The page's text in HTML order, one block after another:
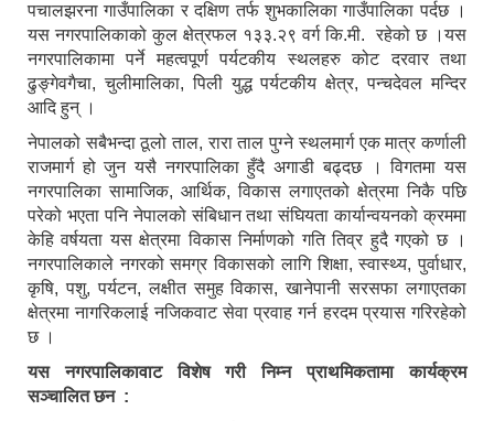
पचालझरना गाउँपालिका र दक्षिण तर्फ शुभकालिका गाउँपालिका पर्दछ ।
यस नगरपालिकाको कुल क्षेत्रफल १३३.२९ वर्ग कि.मी. रहेको छ ।यस
नगरपालिकामा पर्ने महत्वपूर्ण पर्यटकीय स्थलहरु कोट दरवार तथा
ढुङ्गेवगैचा, चुलीमालिका, पिली युद्ध पर्यटकीय क्षेत्र, पन्चदेवल मन्दिर
आदि हुन् ।
नेपालको सबैभन्दा ठूलो ताल, रारा ताल पुग्ने स्थलमार्ग एक मात्र कर्णाली
राजमार्ग हो जुन यसै नगरपालिका हुँदै अगाडी बढ्दछ । विगतमा यस
नगरपालिका सामाजिक, आर्थिक, विकास लगाएतको क्षेत्रमा निकै पछि
परेको भएता पनि नेपालको संबिधान तथा संघियता कार्यान्वयनको क्रममा
केहि वर्षयता यस क्षेत्रमा विकास निर्माणको गति तिव्र हुदै गएको छ ।
नगरपालिकाले नगरको समग्र विकासको लागि शिक्षा, स्वास्थ्य, पुर्वाधार,
कृषि, पशु, पर्यटन, लक्षीत समुह विकास, खानेपानी सरसफा लगाएतका
क्षेत्रमा नागरिकलाई नजिकवाट सेवा प्रवाह गर्न हरदम प्रयास गरिरहेको
छ ।
यस नगरपालिकावाट विशेष गरी निम्न प्राथमिकतामा कार्यक्रम
सञ्चालित छन :